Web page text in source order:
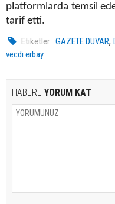
platformlarda temsil
tarif etti.
Etiketler : GAZETE DUVAR,
vecdi erbay
HABERE YORUM KAT